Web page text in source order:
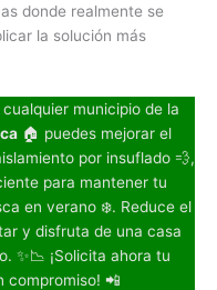
donde realmente se
la solución más
municipio de la
🏠 puedes mejorar el
por insuflado 💨,
para mantener tu
en verano ❄️. Reduce el
y disfruta de una casa
✨📉 ¡Solicita ahora tu
compromiso! 📲